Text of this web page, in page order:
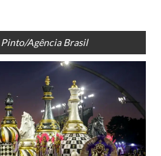
Agência Brasil